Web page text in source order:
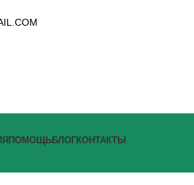
ПОМОЩЬ БЛОГ КОНТАКТЫ